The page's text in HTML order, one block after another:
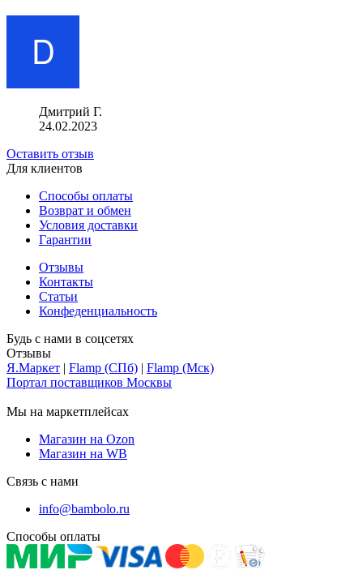
Дмитрий Г.
24.02.2023
Оставить отзыв
Для клиентов
Способы оплаты
Возврат и обмен
Условия доставки
Гарантии
Отзывы
Контакты
Статьи
Конфеденциальность
Будь с нами в соцсетях
Отзывы
Я.Маркет | Flamp (СПб) | Flamp (Мск)
Портал поставщиков Москвы
Мы на маркетплейсах
Магазин на Ozon
Магазин на WB
Связь с нами
info@bambolo.ru
Способы оплаты